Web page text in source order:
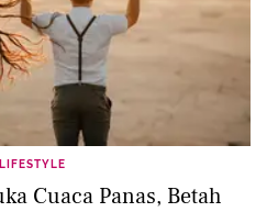
LIFESTYLE
Cuaca Panas, Betah